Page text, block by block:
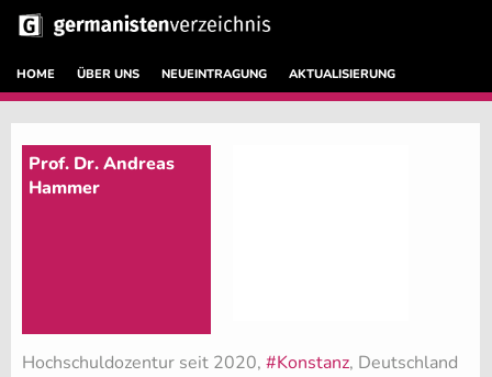
HOME ÜBER UNS NEUEINTRAGUNG AKTUALISIERUNG
Prof. Dr. Andreas
Hammer
Hochschuldozentur seit 2020, #Konstanz, Deutschland